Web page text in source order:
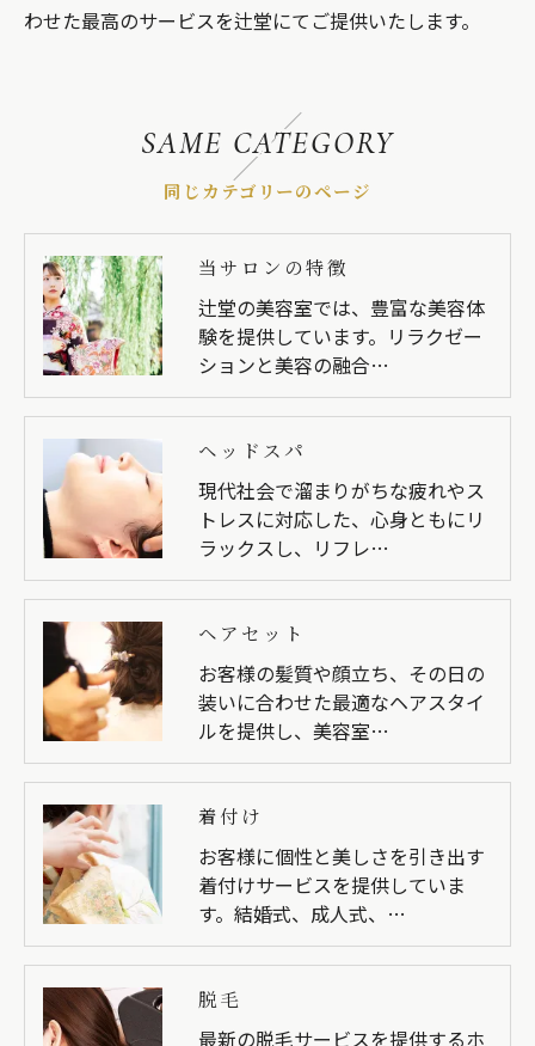
わせた最高のサービスを辻堂にてご提供いたします。
同じカテゴリーのページ
SAME CATEGORY
当サロンの特徴
辻堂の美容室では、豊富な美容体
験を提供しています。リラクゼー
ションと美容の融合…
ヘッドスパ
現代社会で溜まりがちな疲れやス
トレスに対応した、心身ともにリ
ラックスし、リフレ…
ヘアセット
お客様の髪質や顔立ち、その日の
装いに合わせた最適なヘアスタイ
ルを提供し、美容室…
着付け
お客様に個性と美しさを引き出す
着付けサービスを提供していま
す。結婚式、成人式、…
脱毛
最新の脱毛サービスを提供するホ